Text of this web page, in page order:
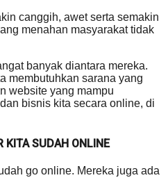
canggih, awet serta semakin
menahan masyarakat tidak
banyak diantara mereka.
membutuhkan sarana yang
website yang mampu
bisnis kita secara online, di
KITA SUDAH ONLINE
go online. Mereka juga ada